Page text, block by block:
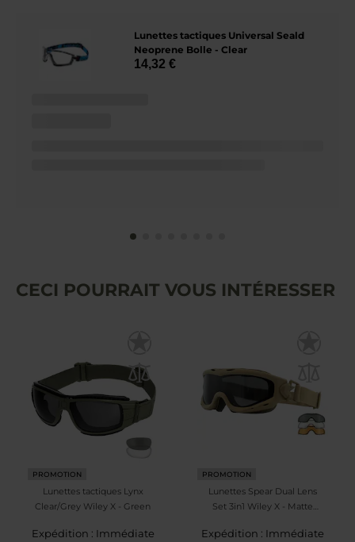
Lunettes tactiques Universal Seald
Neoprene Bolle - Clear
14,32 €
CECI POURRAIT VOUS INTÉRESSER
PROMOTION
Lunettes tactiques Lynx
Clear/Grey Wiley X - Green
Expédition : Immédiate
PROMOTION
Lunettes Spear Dual Lens
Set 3in1 Wiley X - Matte
Expédition : Immédiate